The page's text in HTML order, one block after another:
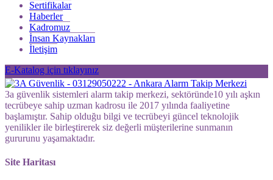
Sertifikalar
Haberler
Kadromuz
İnsan Kaynakları
İletişim
E-Katalog için tıklayınız
3a güvenlik sistemleri alarm takip merkezi, sektöründe10 yılı aşkın
tecrübeye sahip uzman kadrosu ile 2017 yılında faaliyetine
başlamıştır. Sahip olduğu bilgi ve tecrübeyi güncel teknolojik
yenilikler ile birleştirerek siz değerli müşterilerine sunmanın
gururunu yaşamaktadır.
Site Haritası